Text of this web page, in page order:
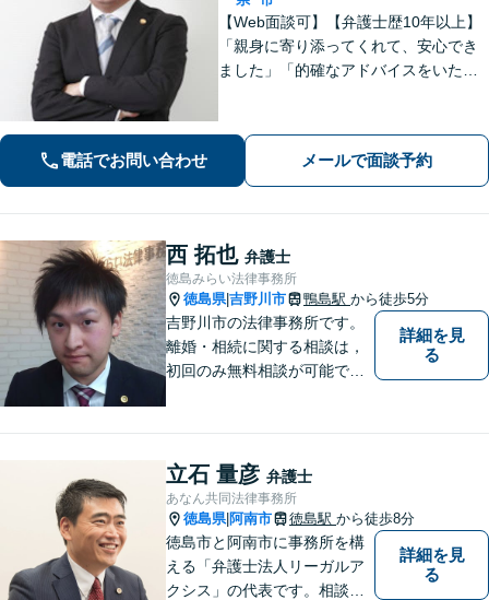
【Web面談可】【弁護士歴10年以上】
「親身に寄り添ってくれて、安心でき
ました」「的確なアドバイスをいただ
い、解決の方針を考えてまいります
【栗林公園駅7分／駐車場あり】
電話でお問い合わせ メールで面談予約
西 拓也 弁護士
徳島みらい法律事務所
徳島県|吉野川市 鴨島駅 から徒歩5分
吉野川市の法律事務所です。
離婚・相続に関する相談は，
初回のみ無料相談が可能です
詳細を見
る
立石 量彦 弁護士
あなん共同法律事務所
徳島県|阿南市 徳島駅 から徒歩8分
徳島市と阿南市に事務所を構
える「弁護士法人リーガルア
クシス」の代表です。相談い
詳細を見
る